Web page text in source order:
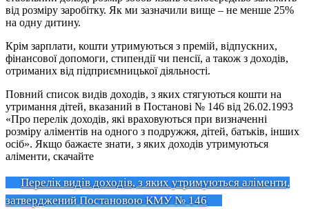
від розміру заробітку. Як ми зазначили вище – не менше 25%
на одну дитину.
Крім зарплати, кошти утримуються з премій, відпускних,
фінансової допомоги, стипендії чи пенсії, а також з доходів,
отриманих від підприємницької діяльності.
Повний список видів доходів, з яких стягуються кошти на
утримання дітей, вказаний в Постанові № 146 від 26.02.1993
«Про перелік доходів, які враховуються при визначенні
розміру аліментів на одного з подружжя, дітей, батьків, інших
осіб». Якщо бажаєте знати, з яких доходів утримуються
аліменти, скачайте
Перелік видів доходів, з яких утримуються аліменти,
затверджений Постановою КМУ № 146